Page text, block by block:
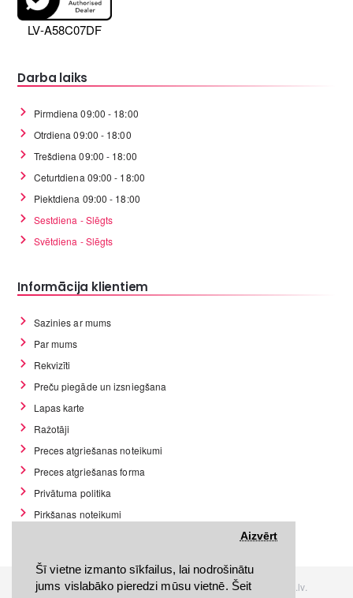
Šī vietne izmanto sīkfailus, lai nodrošinātu
jums vislabāko pieredzi mūsu vietnē. Šeit
Aizvērt
LV-A58C07DF
Darba laiks
Pirmdiena 09:00 - 18:00
Otrdiena 09:00 - 18:00
Trešdiena 09:00 - 18:00
Ceturtdiena 09:00 - 18:00
Piektdiena 09:00 - 18:00
Sestdiena - Slēgts
Svētdiena - Slēgts
Informācija klientiem
Sazinies ar mums
Par mums
Rekvizīti
Preču piegāde un izsniegšana
Lapas karte
Ražotāji
Preces atgriešanas noteikumi
Preces atgriešanas forma
Privātuma politika
Pirkšanas noteikumi
Visas tiesības rezervētas. Interneta veikals www.Discomania.lv.